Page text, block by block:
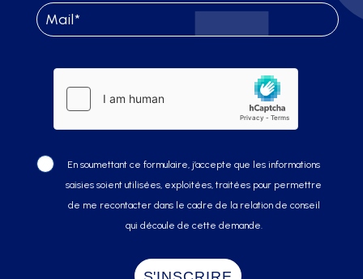
En soumettant ce formulaire, j’accepte que les informations
saisies soient utilisées, exploitées, traitées pour permettre
de me recontacter dans le cadre de la relation de conseil
qui découle de cette demande.